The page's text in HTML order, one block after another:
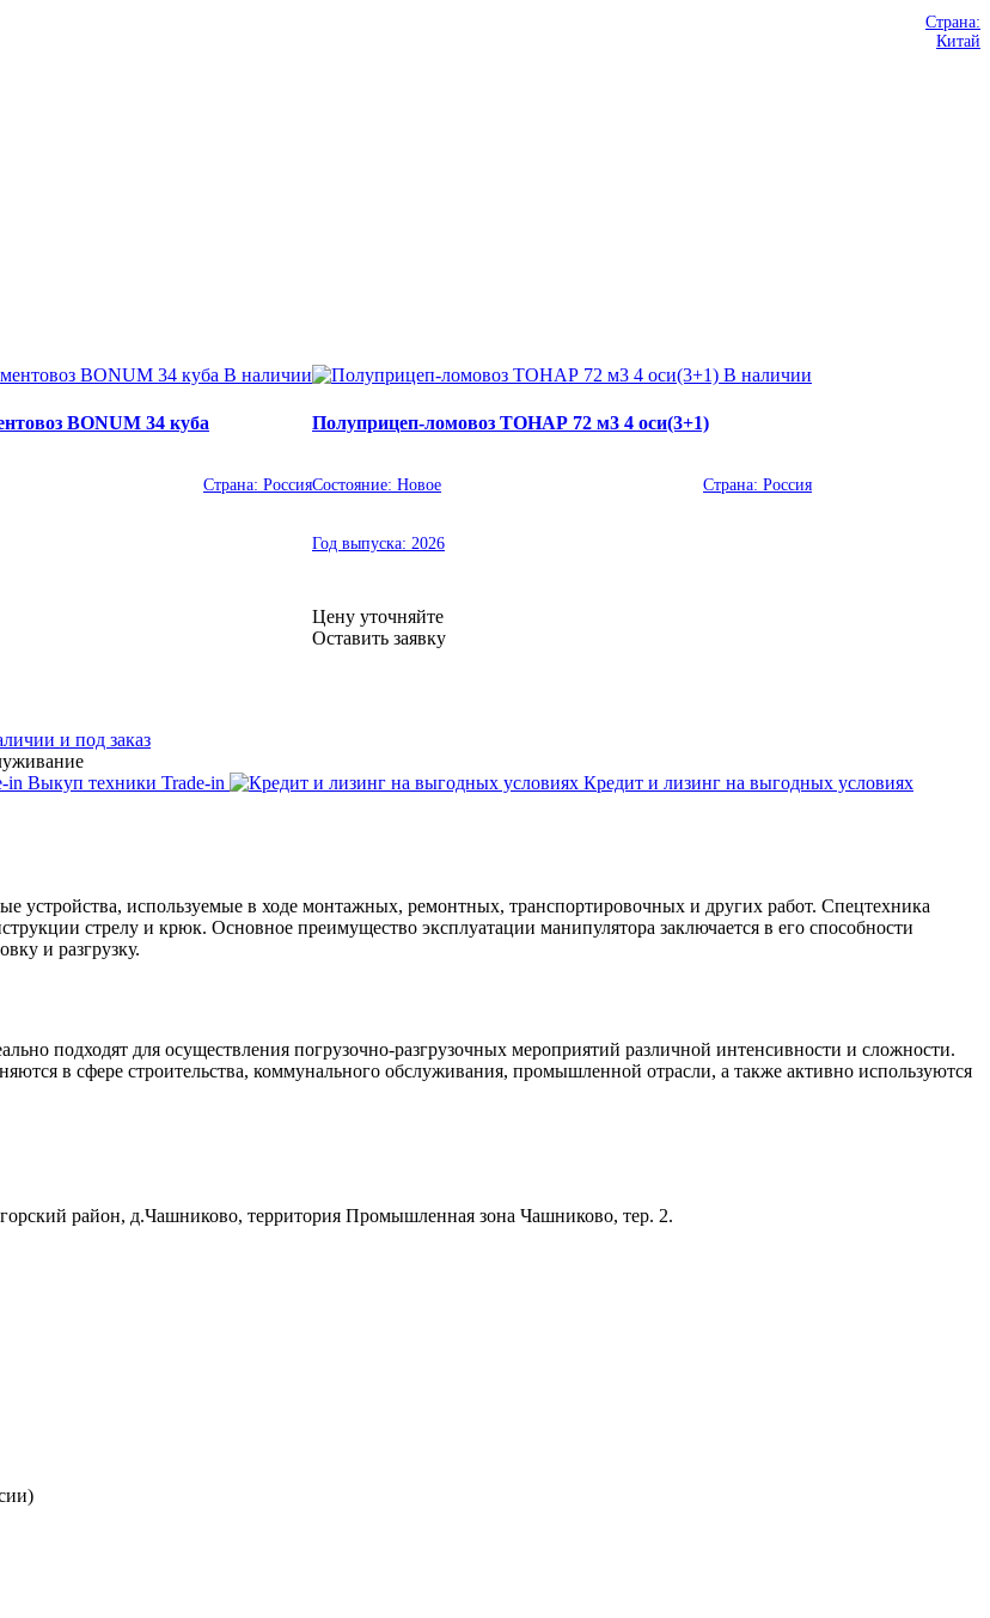
Страна:
Китай
В наличии
BONUM 34 куба
Страна: Россия
В наличии
Полуприцеп-ломовоз ТОНАР 72 м3 4 оси(3+1)
Состояние: Новое Страна: Россия
Год выпуска: 2026
Цену уточняйте
Оставить заявку
и под заказ
Выкуп техники Trade-in
Кредит и лизинг на выгодных условиях
используемые в ходе монтажных, ремонтных, транспортировочных и других работ. Спецтехника
стрелу и крюк. Основное преимущество эксплуатации манипулятора заключается в его способности
и разгрузку.
подходят для осуществления погрузочно-разгрузочных мероприятий различной интенсивности и сложности.
в сфере строительства, коммунального обслуживания, промышленной отрасли, а также активно используются
район, д.Чашниково, территория Промышленная зона Чашниково, тер. 2.